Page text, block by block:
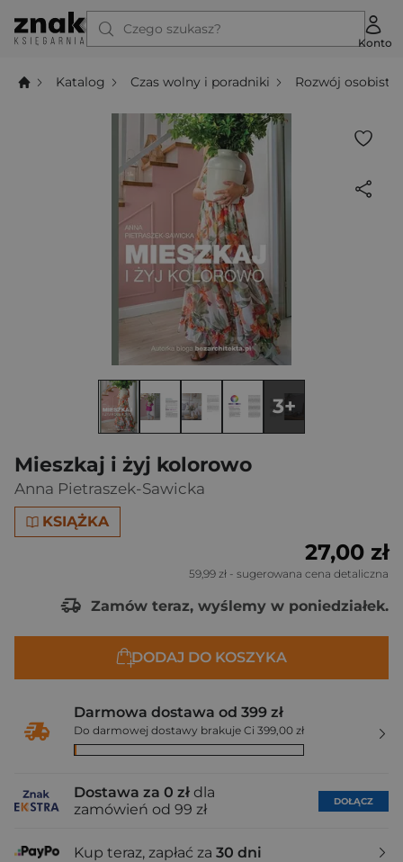
Czego szukasz?
Konto
Katalog Czas wolny i poradniki Rozwój osobisty
Mieszkaj i żyj kolorowo
Anna Pietraszek-Sawicka
KSIĄŻKA
3+
27,00 zł
59,99 zł - sugerowana cena detaliczna
Zamów teraz, wyślemy w poniedziałek.
DODAJ DO KOSZYKA
Darmowa dostawa od 399 zł
Do darmowej dostawy brakuje Ci 399,00 zł
Dostawa za 0 zł dla
zamówień od 99 zł
DOŁĄCZ
Kup teraz, zapłać za 30 dni